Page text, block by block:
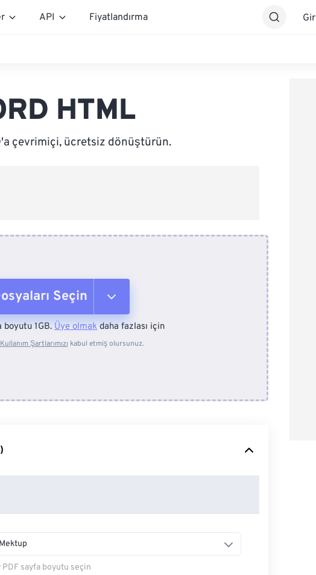
API Fiyatlandırma
HTML
çevrimiçi, ücretsiz dönüştürün.
Seçin
Cihazdan
boyutu 1GB. Üye olmak daha fazlası için
Kullanım Şartlarımızı kabul etmiş olursunuz.
Mektup
PDF sayfa boyutu seçin